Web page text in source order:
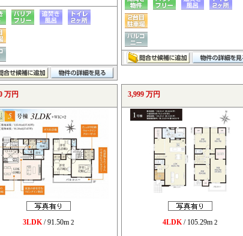
万円
3LDK/ 91.50m 2
3,999 万円
4LDK/ 105.29m 2